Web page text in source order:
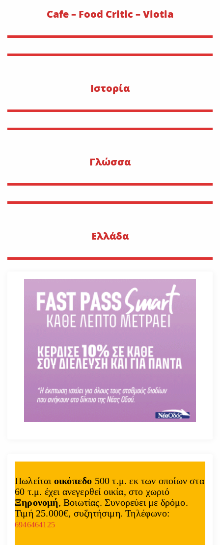
Cafe – Food Critic – Viotia
Ιστορία
Γλώσσα
Ελλάδα
Πωλείται οικόπεδο 500 τ.μ. εκ των οποίων στα
60 τ.μ. έχει ανεγερθεί οικία, στο χωριό
Ξηρονομή, Βοιωτίας. Συνορεύει με δρόμο.
Τιμή 25.000€, συζητήσιμη. Τηλέφωνο:
6946464125